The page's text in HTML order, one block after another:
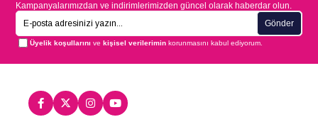
Kampanyalarımızdan ve indirimlerimizden güncel olarak haberdar olun.
Gönder
Üyelik koşullarını vekişisel verilerimin korunmasını kabul ediyorum.